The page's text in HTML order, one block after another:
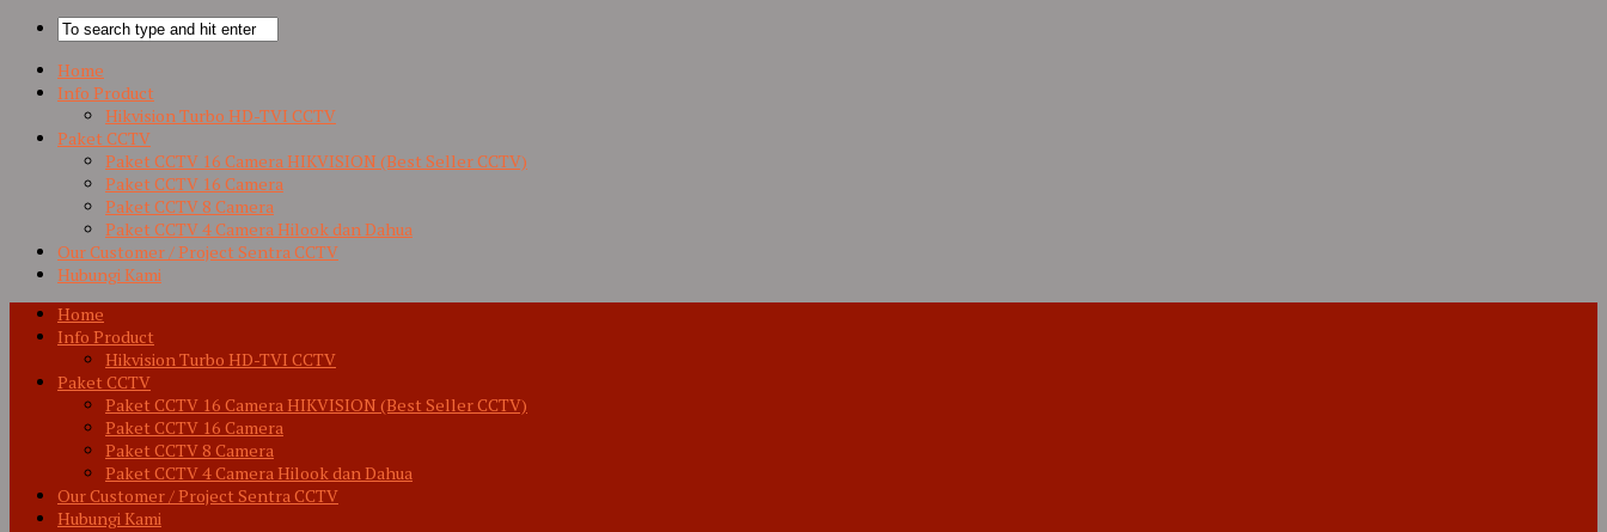
Home
Info Product
Hikvision Turbo HD-TVI CCTV
Paket CCTV
Paket CCTV 16 Camera HIKVISION (Best Seller CCTV)
Paket CCTV 16 Camera
Paket CCTV 8 Camera
Paket CCTV 4 Camera Hilook dan Dahua
Our Customer / Project Sentra CCTV
Hubungi Kami
Home
Info Product
Hikvision Turbo HD-TVI CCTV
Paket CCTV
Paket CCTV 16 Camera HIKVISION (Best Seller CCTV)
Paket CCTV 16 Camera
Paket CCTV 8 Camera
Paket CCTV 4 Camera Hilook dan Dahua
Our Customer / Project Sentra CCTV
Hubungi Kami